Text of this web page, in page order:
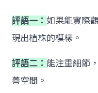
評語一： 如果能實際
現出植株的模樣。
評語二： 能注重細節
善空間。